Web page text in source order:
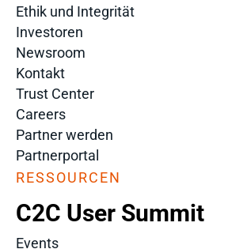
Ethik und Integrität
Investoren
Newsroom
Kontakt
Trust Center
Careers
Partner werden
Partnerportal
RESSOURCEN
C2C User Summit
Events